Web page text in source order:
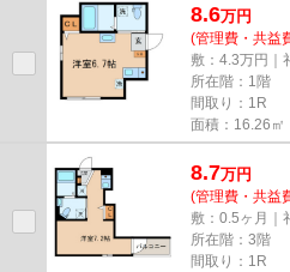
8.6万円
(管理費・共益
敷：4.3万円｜
所在階：1階
間取り：1R
面積：16.26㎡
8.7万円
(管理費・共益
敷：0.5ヶ月｜
所在階：3階
間取り：1R